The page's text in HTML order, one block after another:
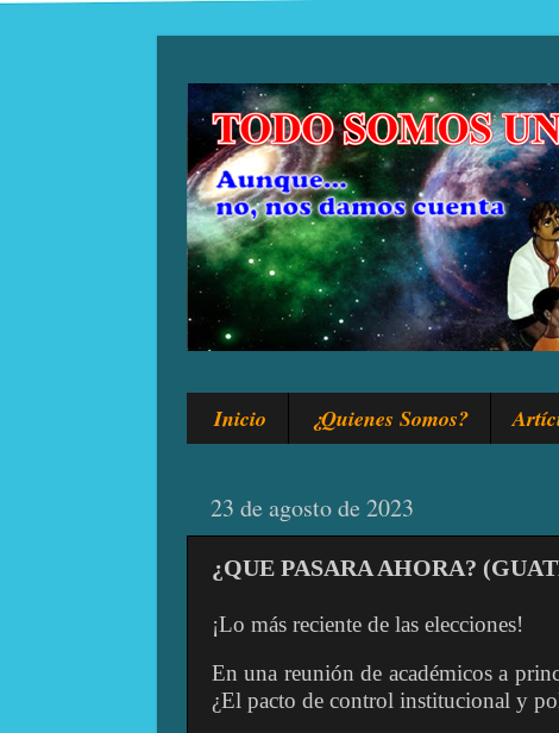
Inicio ¿Quienes Somos?
23 de agosto de 2023
¿QUE PASARA AHORA?
¡Lo más reciente de las elecciones!
En una reunión de académicos a
¿El pacto de control institucional y